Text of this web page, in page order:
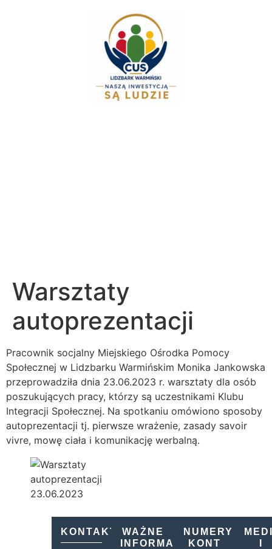
Warsztaty
autoprezentacji
Pracownik socjalny Miejskiego Ośrodka Pomocy
Społecznej w Lidzbarku Warmińskim Monika Jankowska
przeprowadziła dnia 23.06.2023 r. warsztaty dla osób
poszukujących pracy, którzy są uczestnikami Klubu
Integracji Społecznej. Na spotkaniu omówiono sposoby
autoprezentacji tj. pierwsze wrażenie, zasady savoir
vivre, mowę ciała i komunikację werbalną.
KONTAKT
WAŻNE
INFORMACJE
NUMERY
KONT